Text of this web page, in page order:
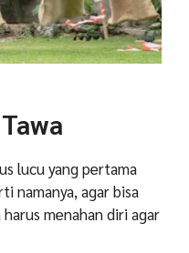
lucu yang pertama
namanya, agar bisa
menahan diri agar